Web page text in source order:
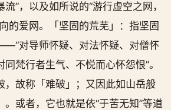
”，以及如所说的“游行虚空之网，
的爱网。「坚固的荒芜」：指坚固
对导师怀疑、对法怀疑、对僧怀
梵行者生气、不悦而心怀怨恨”。
，故称「难破」；又因此如山岳般
。或者，它也就是依“于苦无知”等道